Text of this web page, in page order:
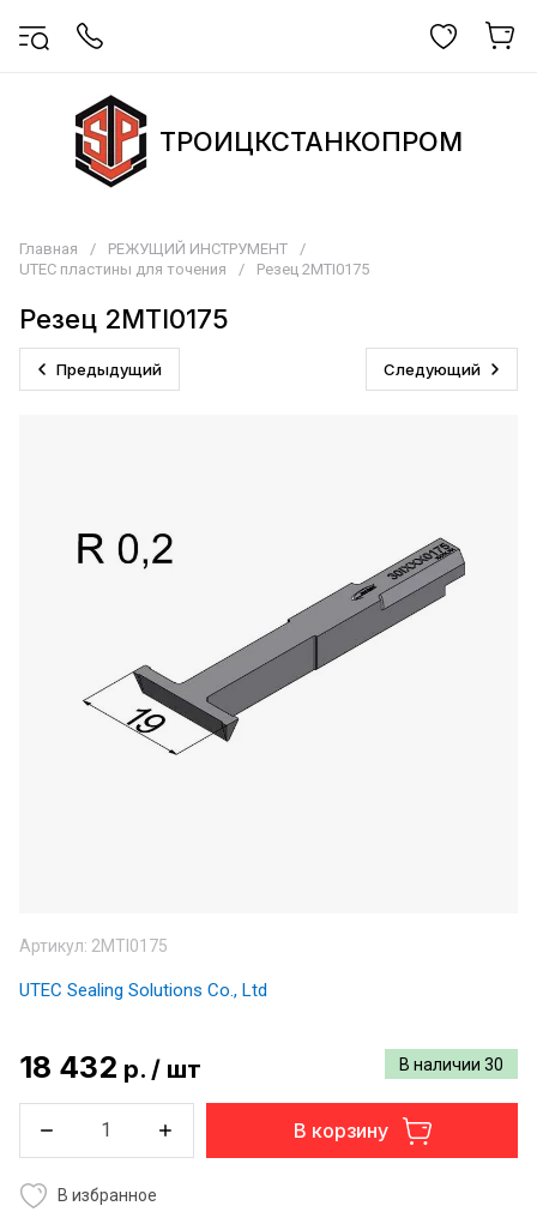
ТРОИЦКСТАНКОПРОМ
Главная / РЕЖУЩИЙ ИНСТРУМЕНТ
/
UTEC пластины для точения
/ Резец 2MTI0175
Резец 2MTI0175
Предыдущий Следующий
Артикул: 2MTI0175
UTEC Sealing Solutions Co., Ltd
В наличии 30
18 432 р. / шт
В корзину
В избранное